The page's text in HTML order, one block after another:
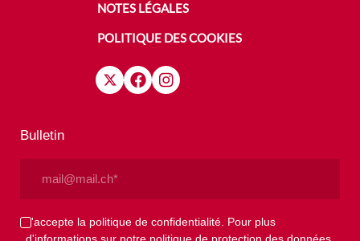
NOTES LÉGALES
POLITIQUE DES COOKIES
Bulletin
Privacy
(Nécessaire)
J'accepte la politique de confidentialité. Pour plus